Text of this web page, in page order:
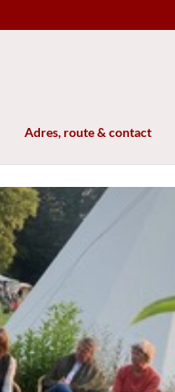
Adres, route & contact